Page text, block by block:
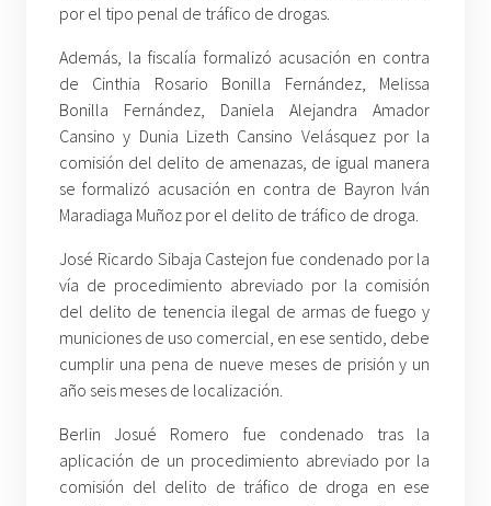
por el tipo penal de tráfico de drogas.
Además, la fiscalía formalizó acusación en contra
de Cinthia Rosario Bonilla Fernández, Melissa
Bonilla Fernández, Daniela Alejandra Amador
Cansino y Dunia Lizeth Cansino Velásquez por la
comisión del delito de amenazas, de igual manera
se formalizó acusación en contra de Bayron Iván
Maradiaga Muñoz por el delito de tráfico de droga.
José Ricardo Sibaja Castejon fue condenado por la
vía de procedimiento abreviado por la comisión
del delito de tenencia ilegal de armas de fuego y
municiones de uso comercial, en ese sentido, debe
cumplir una pena de nueve meses de prisión y un
año seis meses de localización.
Berlin Josué Romero fue condenado tras la
aplicación de un procedimiento abreviado por la
comisión del delito de tráfico de droga en ese